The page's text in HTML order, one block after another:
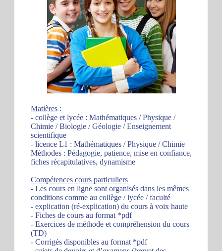
Matières :
- collège et lycée : Mathématiques / Physique /
Chimie / Biologie / Géologie / Enseignement
scientifique
- licence L1 : Mathématiques / Physique / Chimie
Méthodes : Pédagogie, patience, mise en confiance,
fiches récapitulatives, dynamisme
Compétences cours particuliers
- Les cours en ligne sont organisés dans les mêmes
conditions comme au collège / lycée / faculté
- explication (ré-explication) du cours à voix haute
- Fiches de cours au format *pdf
- Exercices de méthode et compréhension du cours
(TD)
- Corrigés disponibles au format *pdf